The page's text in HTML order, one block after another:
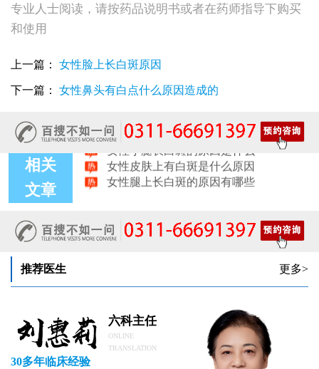
专业人士阅读，请按药品说明书或者在药师指导下购买
和使用
上一篇： 女性脸上长白斑原因
下一篇： 女性鼻头有白点什么原因造成的
相关
文章
女性脸上出现白斑是什么原因
女性头上起白点点是什么原因
女性臀部出现白斑是什么原因
女性小腿长白斑的原因是什么
女性腿上长白斑的原因有哪些
推荐医生 更多>
六科主任
ONLINE
TRANSLATION
30多年临床经验